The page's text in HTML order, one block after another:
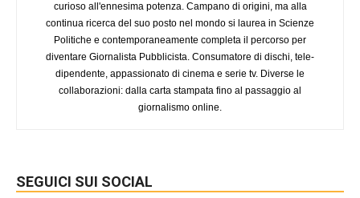
curioso all'ennesima potenza. Campano di origini, ma alla
continua ricerca del suo posto nel mondo si laurea in Scienze
Politiche e contemporaneamente completa il percorso per
diventare Giornalista Pubblicista. Consumatore di dischi, tele-
dipendente, appassionato di cinema e serie tv. Diverse le
collaborazioni: dalla carta stampata fino al passaggio al
giornalismo online.
SEGUICI SUI SOCIAL